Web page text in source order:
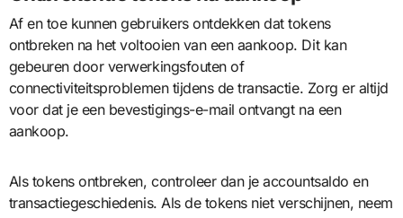
Af en toe kunnen gebruikers ontdekken dat tokens
ontbreken na het voltooien van een aankoop. Dit kan
gebeuren door verwerkingsfouten of
connectiviteitsproblemen tijdens de transactie. Zorg er altijd
voor dat je een bevestigings-e-mail ontvangt na een
aankoop.
Als tokens ontbreken, controleer dan je accountsaldo en
transactiegeschiedenis. Als de tokens niet verschijnen, neem